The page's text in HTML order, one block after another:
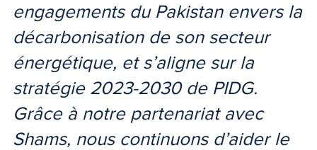
engagements du Pakistan envers la
décarbonisation de son secteur
énergétique, et s’aligne sur la
stratégie 2023-2030 de PIDG.
Grâce à notre partenariat avec
Shams, nous continuons d’aider le